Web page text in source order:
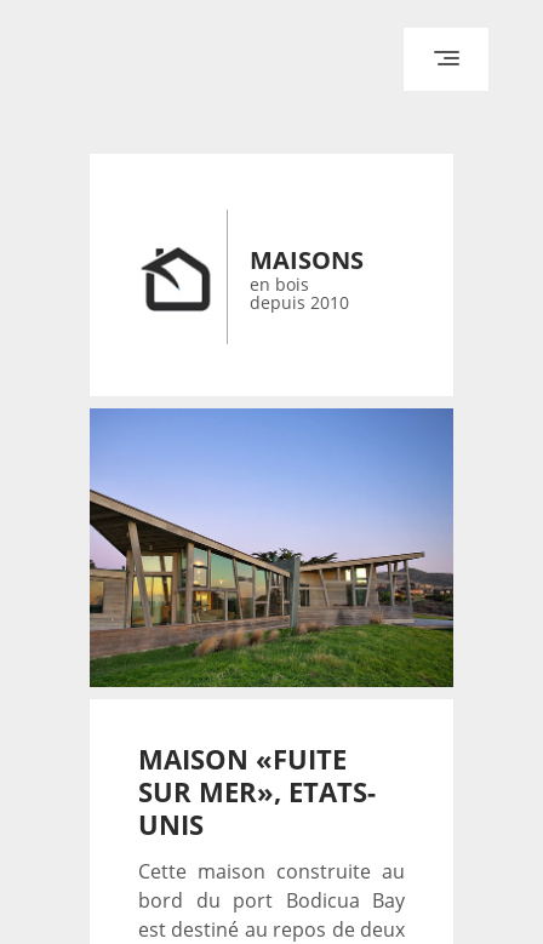
CONTACT
MAISONS
en bois
depuis 2010
MAISON «FUITE
SUR MER», ETATS-
UNIS
Cette maison construite au
bord du port Bodicua Bay
est destiné au repos de deux